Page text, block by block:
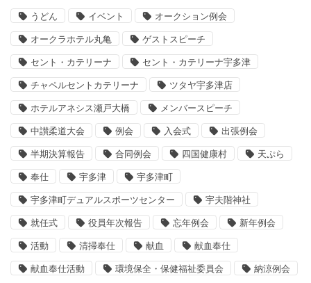
うどん イベント オークション例会
オークラホテル丸亀 ゲストスピーチ
セント・カテリーナ セント・カテリーナ宇多津
チャペルセントカテリーナ ツタヤ宇多津店
ホテルアネシス瀬戸大橋 メンバースピーチ
中讃柔道大会 例会 入会式 出張例会
半期決算報告 合同例会 四国健康村 天ぷら
奉仕 宇多津 宇多津町
宇多津町デュアルスポーツセンター 宇夫階神社
就任式 役員年次報告 忘年例会 新年例会
活動 清掃奉仕 献血 献血奉仕
献血奉仕活動 環境保全・保健福祉委員会 納涼例会